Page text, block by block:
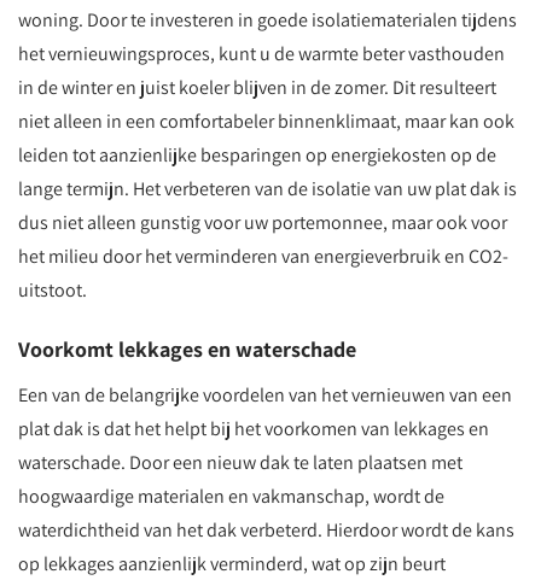
woning. Door te investeren in goede isolatiematerialen tijdens
het vernieuwingsproces, kunt u de warmte beter vasthouden
in de winter en juist koeler blijven in de zomer. Dit resulteert
niet alleen in een comfortabeler binnenklimaat, maar kan ook
leiden tot aanzienlijke besparingen op energiekosten op de
lange termijn. Het verbeteren van de isolatie van uw plat dak is
dus niet alleen gunstig voor uw portemonnee, maar ook voor
het milieu door het verminderen van energieverbruik en CO2-
uitstoot.
Voorkomt lekkages en waterschade
Een van de belangrijke voordelen van het vernieuwen van een
plat dak is dat het helpt bij het voorkomen van lekkages en
waterschade. Door een nieuw dak te laten plaatsen met
hoogwaardige materialen en vakmanschap, wordt de
waterdichtheid van het dak verbeterd. Hierdoor wordt de kans
op lekkages aanzienlijk verminderd, wat op zijn beurt